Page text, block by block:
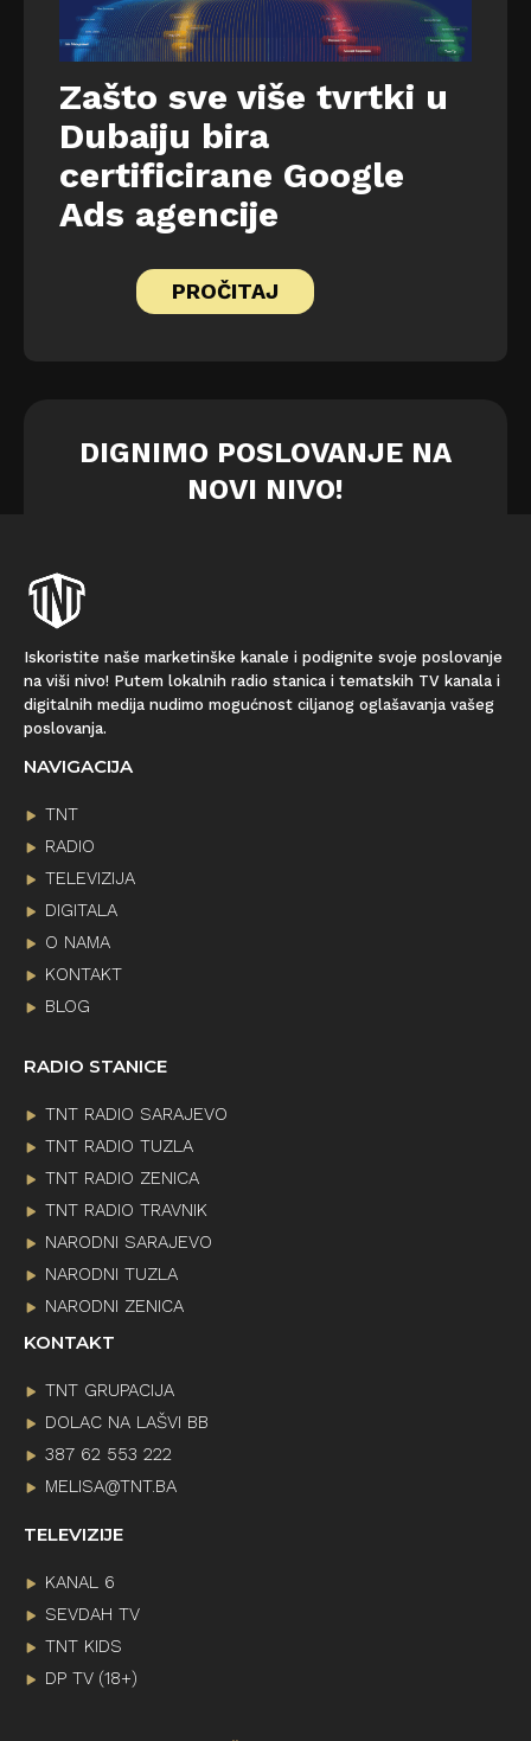
Zašto sve više tvrtki u
Dubaiju bira
certificirane Google
Ads agencije
PROČITAJ
DIGNIMO POSLOVANJE NA
NOVI NIVO!
Iskoristite naše marketinške kanale i podignite svoje poslovanje
na viši nivo! Putem lokalnih radio stanica i tematskih TV kanala i
digitalnih medija nudimo mogućnost ciljanog oglašavanja vašeg
poslovanja.
NAVIGACIJA
TNT
RADIO
TELEVIZIJA
DIGITALA
O NAMA
KONTAKT
BLOG
RADIO STANICE
TNT RADIO SARAJEVO
TNT RADIO TUZLA
TNT RADIO ZENICA
TNT RADIO TRAVNIK
NARODNI SARAJEVO
NARODNI TUZLA
NARODNI ZENICA
KONTAKT
TNT GRUPACIJA
DOLAC NA LAŠVI BB
387 62 553 222
MELISA@TNT.BA
TELEVIZIJE
KANAL 6
SEVDAH TV
TNT KIDS
DP TV (18+)